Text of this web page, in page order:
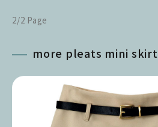
2/2 Page
more pleats mini skirt